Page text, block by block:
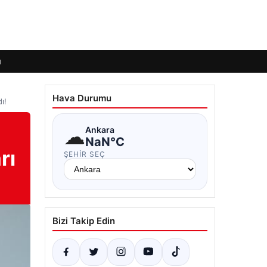
Hava Durumu
☁Ankara
NaN°C
ŞEHIR SEÇ
Bizi Takip Edin